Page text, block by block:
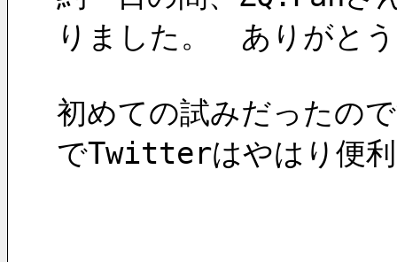
りました。　ありがと
初めての試みだったの
でTwitterはやはり便利